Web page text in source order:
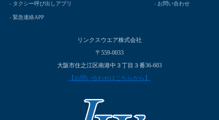
タクシー呼び出しアプリ
緊急連絡APP
お問い合わせ
リンクスウエア株式会社
〒559-0033
大阪市住之江区南港中３丁目３番36-603
【お問い合わせはこちらから】